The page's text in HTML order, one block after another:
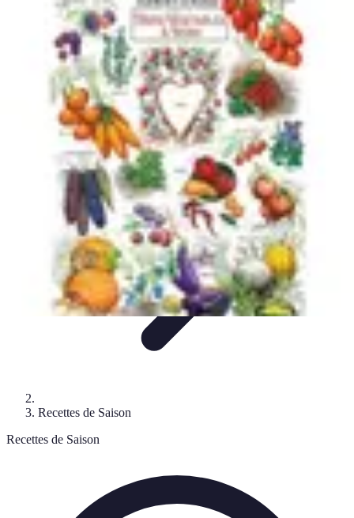
Fruits de Saison
SaisonsAlimentation saineArticles MensuelsChoix et
Conservation
Fruits de Saison
Recettes de Saison
Recettes de Saison